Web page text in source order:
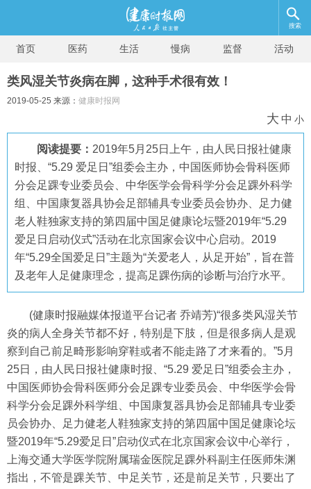
搜索
首页 医药 生活 慢病 监督 活动
类风湿关节炎病在脚，这种手术很有效！
2019-05-25 来源： 健康时报网
大 中 小
阅读提要： 2019年5月25日上午，由人民日报社健康
时报、“5.29 爱足日”组委会主办，中国医师协会骨科医师
分会足踝专业委员会、中华医学会骨科学分会足踝外科学
组、中国康复器具协会足部辅具专业委员会协办、足力健
老人鞋独家支持的第四届中国足健康论坛暨2019年“5.29
爱足日启动仪式”活动在北京国家会议中心启动。2019
年“5.29全国爱足日”主题为“关爱老人，从足开始”，旨在普
及老年人足健康理念，提高足踝伤病的诊断与治疗水平。
(健康时报融媒体报道平台记者 乔靖芳)“很多类风湿关节
炎的病人全身关节都不好，特别是下肢，但是很多病人是观
察到自己前足畸形影响穿鞋或者不能走路了才来看的。”5月
25日，由人民日报社健康时报、“5.29 爱足日”组委会主办，
中国医师协会骨科医师分会足踝专业委员会、中华医学会骨
科学分会足踝外科学组、中国康复器具协会足部辅具专业委
员会协办、足力健老人鞋独家支持的第四届中国足健康论坛
暨2019年“5.29爱足日”启动仪式在北京国家会议中心举行，
上海交通大学医学院附属瑞金医院足踝外科副主任医师朱渊
指出，不管是踝关节、中足关节，还是前足关节，只要出了